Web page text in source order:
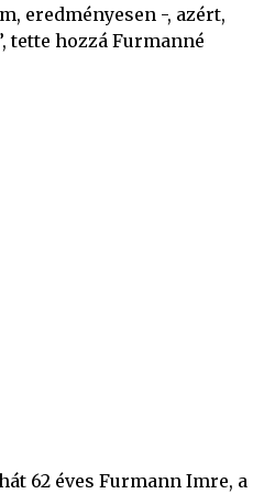
eredményesen -, azért,
tette hozzá Furmanné
62 éves Furmann Imre, a